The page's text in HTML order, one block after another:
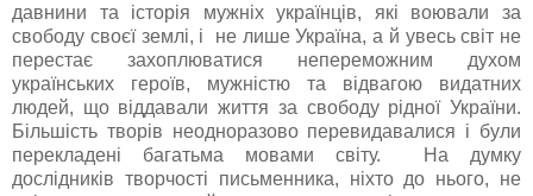
давнини та історія мужніх українців, які воювали за
свободу своєї землі, і не лише Україна, а й увесь світ не
перестає захоплюватися непереможним духом
українських героїв, мужністю та відвагою видатних
людей, що віддавали життя за свободу рідної України.
Більшість творів неодноразово перевидавалися і були
перекладені багатьма мовами світу. На думку
дослідників творчості письменника, ніхто до нього, не